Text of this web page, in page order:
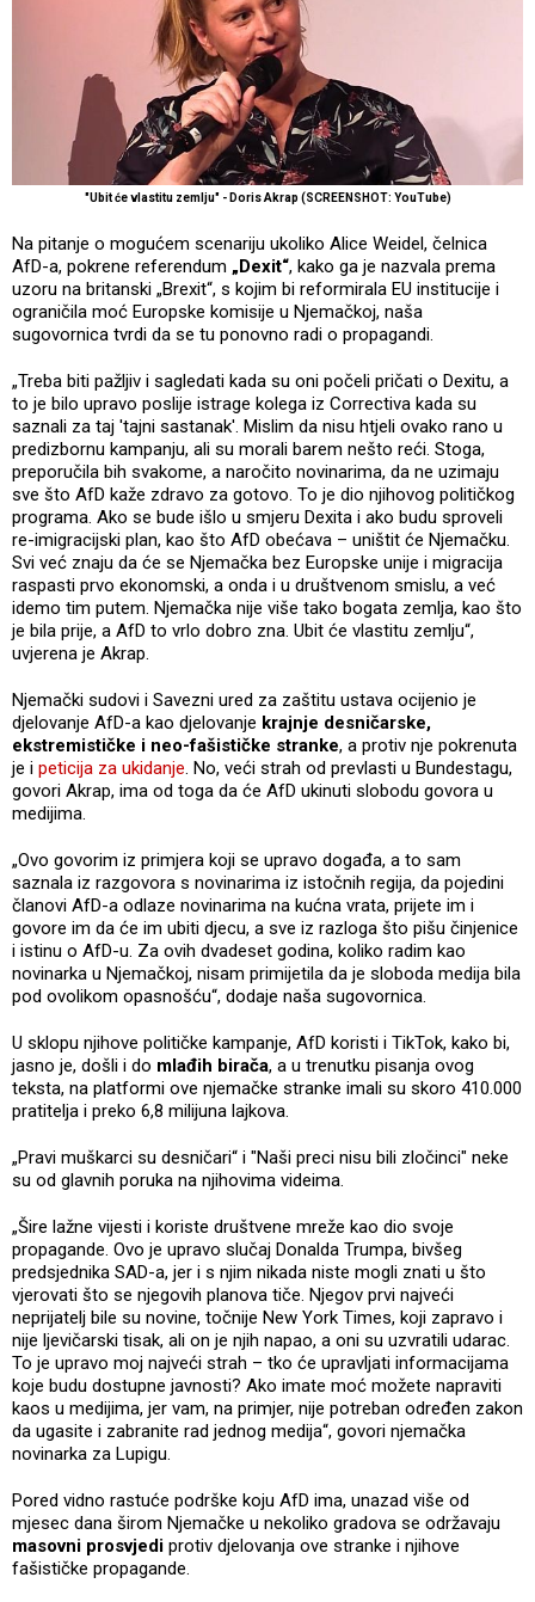
"Ubit će vlastitu zemlju" - Doris Akrap (SCREENSHOT: YouTube)
Na pitanje o mogućem scenariju ukoliko Alice Weidel, čelnica
AfD-a, pokrene referendum „Dexit“, kako ga je nazvala prema
uzoru na britanski „Brexit“, s kojim bi reformirala EU institucije i
ograničila moć Europske komisije u Njemačkoj, naša
sugovornica tvrdi da se tu ponovno radi o propagandi.
„Treba biti pažljiv i sagledati kada su oni počeli pričati o Dexitu, a
to je bilo upravo poslije istrage kolega iz Correctiva kada su
saznali za taj 'tajni sastanak'. Mislim da nisu htjeli ovako rano u
predizbornu kampanju, ali su morali barem nešto reći. Stoga,
preporučila bih svakome, a naročito novinarima, da ne uzimaju
sve što AfD kaže zdravo za gotovo. To je dio njihovog političkog
programa. Ako se bude išlo u smjeru Dexita i ako budu sproveli
re-imigracijski plan, kao što AfD obećava – uništit će Njemačku.
Svi već znaju da će se Njemačka bez Europske unije i migracija
raspasti prvo ekonomski, a onda i u društvenom smislu, a već
idemo tim putem. Njemačka nije više tako bogata zemlja, kao što
je bila prije, a AfD to vrlo dobro zna. Ubit će vlastitu zemlju“,
uvjerena je Akrap.
Njemački sudovi i Savezni ured za zaštitu ustava ocijenio je
djelovanje AfD-a kao djelovanje krajnje desničarske,
ekstremističke i neo-fašističke stranke, a protiv nje pokrenuta
je i peticija za ukidanje. No, veći strah od prevlasti u Bundestagu,
govori Akrap, ima od toga da će AfD ukinuti slobodu govora u
medijima.
„Ovo govorim iz primjera koji se upravo događa, a to sam
saznala iz razgovora s novinarima iz istočnih regija, da pojedini
članovi AfD-a odlaze novinarima na kućna vrata, prijete im i
govore im da će im ubiti djecu, a sve iz razloga što pišu činjenice
i istinu o AfD-u. Za ovih dvadeset godina, koliko radim kao
novinarka u Njemačkoj, nisam primijetila da je sloboda medija bila
pod ovolikom opasnošću“, dodaje naša sugovornica.
U sklopu njihove političke kampanje, AfD koristi i TikTok, kako bi,
jasno je, došli i do mlađih birača, a u trenutku pisanja ovog
teksta, na platformi ove njemačke stranke imali su skoro 410.000
pratitelja i preko 6,8 milijuna lajkova.
„Pravi muškarci su desničari“ i "Naši preci nisu bili zločinci" neke
su od glavnih poruka na njihovima videima.
„Šire lažne vijesti i koriste društvene mreže kao dio svoje
propagande. Ovo je upravo slučaj Donalda Trumpa, bivšeg
predsjednika SAD-a, jer i s njim nikada niste mogli znati u što
vjerovati što se njegovih planova tiče. Njegov prvi najveći
neprijatelj bile su novine, točnije New York Times, koji zapravo i
nije ljevičarski tisak, ali on je njih napao, a oni su uzvratili udarac.
To je upravo moj najveći strah – tko će upravljati informacijama
koje budu dostupne javnosti? Ako imate moć možete napraviti
kaos u medijima, jer vam, na primjer, nije potreban određen zakon
da ugasite i zabranite rad jednog medija“, govori njemačka
novinarka za Lupigu.
Pored vidno rastuće podrške koju AfD ima, unazad više od
mjesec dana širom Njemačke u nekoliko gradova se održavaju
masovni prosvjedi protiv djelovanja ove stranke i njihove
fašističke propagande.